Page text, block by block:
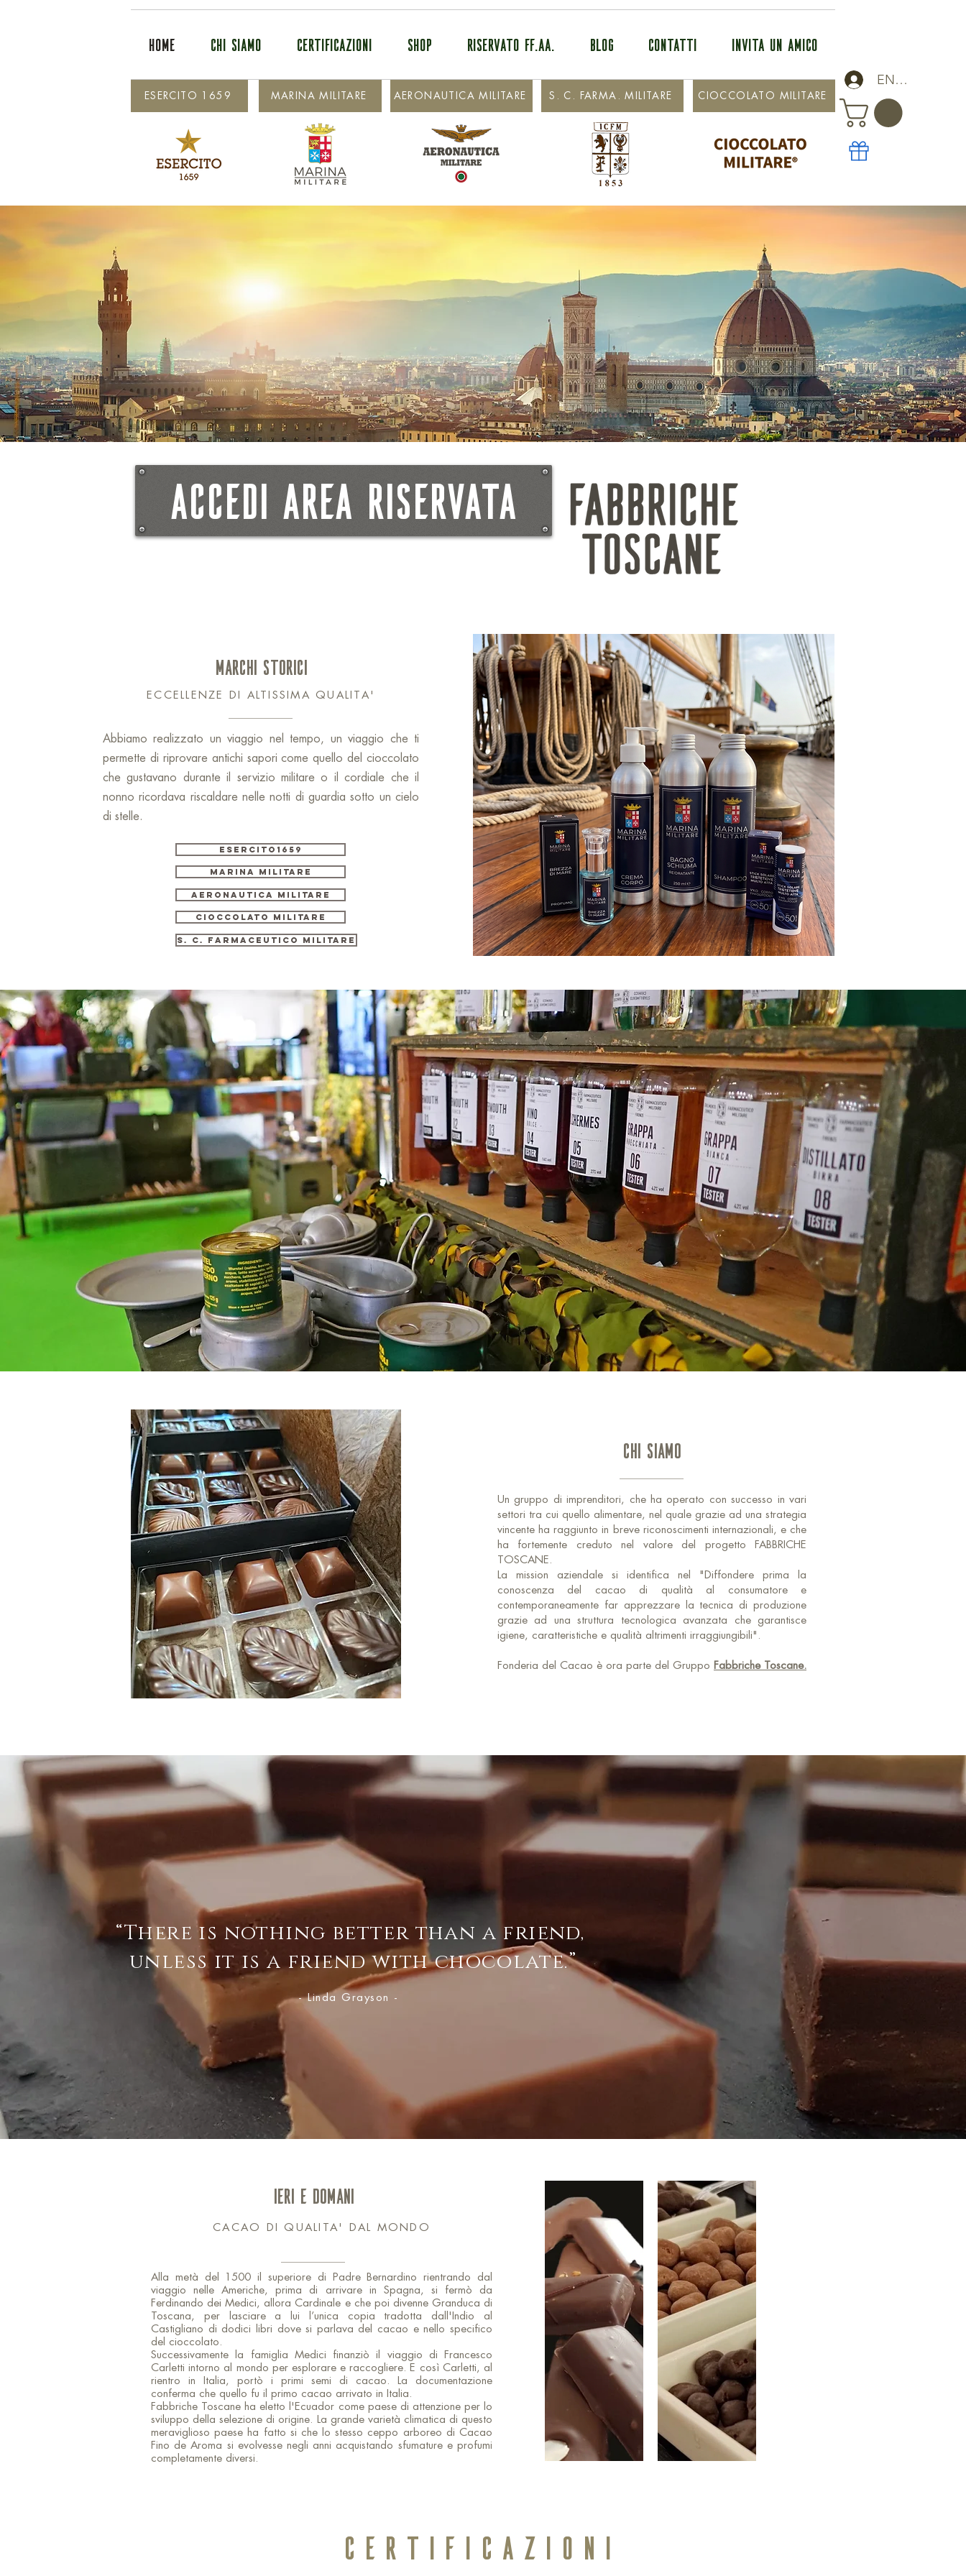
HOME CHI SIAMO CERTIFICAZIONI SHOP RISERVATO FF.AA. BLOG CONTATTI INVITA UN AMICO
CIOCCOLATO MILITARE
S. C. FARMA. MILITARE
ESERCITO 1659
ENTRA
AERONAUTICA MILITARE
MARINA MILITARE
ACCEDI AREA RISERVATA
MARCHI STORICI
ECCELLENZE DI ALTISSIMA QUALITA'
Abbiamo realizzato un viaggio nel tempo, un viaggio che ti
permette di riprovare antichi sapori come quello del cioccolato
che gustavano durante il servizio militare o il cordiale che il
nonno ricordava riscaldare nelle notti di guardia sotto un cielo
di stelle.
ESERCITO1659
MARINA MILITARE
AERONAUTICA MILITARE
CIOCCOLATO MILITARE
S. C. FARMACEUTICO MILITARE
CHI SIAMO
Un gruppo di imprenditori, che ha operato con successo in vari
settori tra cui quello alimentare, nel quale grazie ad una strategia
vincente ha raggiunto in breve riconoscimenti internazionali, e che
ha fortemente creduto nel valore del progetto FABBRICHE
TOSCANE.
La mission aziendale si identifica nel "Diffondere prima la
conoscenza del cacao di qualità al consumatore e
contemporaneamente far apprezzare la tecnica di produzione
grazie ad una struttura tecnologica avanzata che garantisce
igiene, caratteristiche e qualità altrimenti irraggiungibili".
Fonderia del Cacao è ora parte del Gruppo Fabbriche Toscane.
“There is nothing better than a friend,
unless it is a friend with chocolate.”
- Linda Grayson -
IERI E DOMANI
CACAO DI QUALITA' DAL MONDO
Alla metà del 1500 il superiore di Padre Bernardino rientrando dal
viaggio nelle Americhe, prima di arrivare in Spagna, si fermò da
Ferdinando dei Medici, allora Cardinale e che poi divenne Granduca di
Toscana, per lasciare a lui l’unica copia tradotta dall'Indio al
Castigliano di dodici libri dove si parlava del cacao e nello specifico
del cioccolato.
Successivamente la famiglia Medici finanziò il viaggio di Francesco
Carletti intorno al mondo per esplorare e raccogliere. E così Carletti, al
rientro in Italia, portò i primi semi di cacao. La documentazione
conferma che quello fu il primo cacao arrivato in Italia.​
Fabbriche Toscane ha eletto l'Ecuador come paese di attenzione per lo
sviluppo della selezione di origine. La grande varietà climatica di questo
meraviglioso paese ha fatto si che lo stesso ceppo arboreo di Cacao
Fino de Aroma si evolvesse negli anni acquistando sfumature e profumi
completamente diversi.
CERTIFICAZIONI